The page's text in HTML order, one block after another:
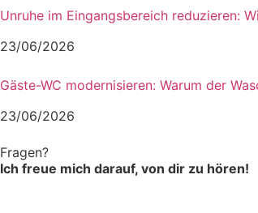
Unruhe im Eingangsbereich reduzieren:
23/06/2026
Gäste-WC modernisieren: Warum der
23/06/2026
Fragen?
Ich freue mich darauf, von dir zu hören!